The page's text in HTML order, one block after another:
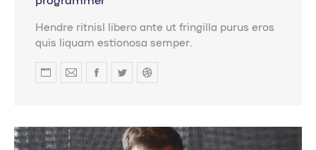
Hendre ritnisl libero ante ut fringilla purus eros
quis liquam estionosa semper.
Blog
sitio
E-
Facebook
TwitterDribbble